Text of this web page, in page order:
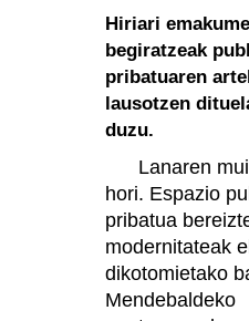
Hiriari
begiratzeak
pribatuaren
lausotzen
duzu.
Lanaren
hori. Espazio
pribatua
modernitateak
dikotomietako
Mendebaldeko